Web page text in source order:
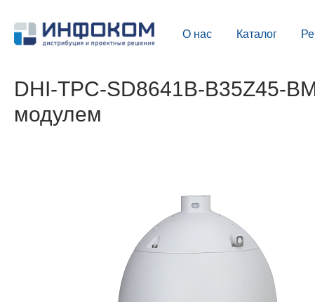
О нас Каталог
DHI-TPC-SD8641B-B35Z45-
модулем